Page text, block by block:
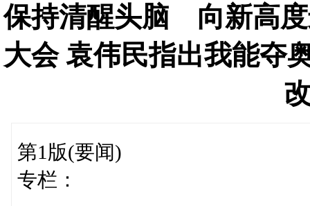
保持清醒头脑 向新高度
大会 袁伟民指出我能夺
第1版(要闻)
专栏：